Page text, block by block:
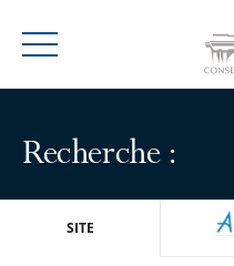
Menu
Recherche :
SITE